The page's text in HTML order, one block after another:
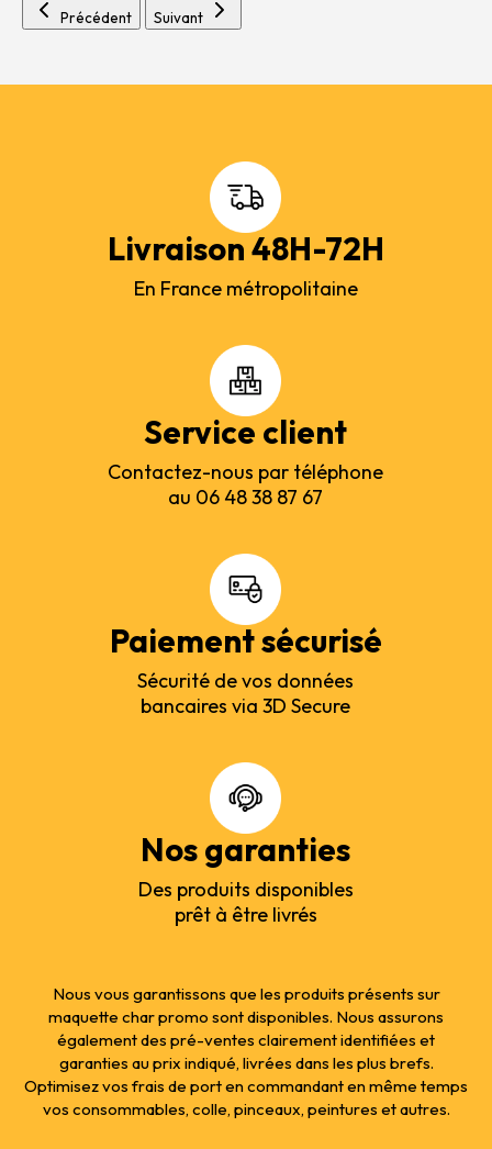
Précédent Suivant
Livraison 48H-72H
En France métropolitaine
Service client
Contactez-nous par téléphone
au 06 48 38 87 67
Paiement sécurisé
Sécurité de vos données
bancaires via 3D Secure
Nos garanties
Des produits disponibles
prêt à être livrés
Nous vous garantissons que les produits présents sur
maquette char promo sont disponibles. Nous assurons
également des pré-ventes clairement identifiées et
garanties au prix indiqué, livrées dans les plus brefs.
Optimisez vos frais de port en commandant en même temps
vos consommables, colle, pinceaux, peintures et autres.